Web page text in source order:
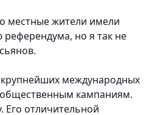
местные жители имели
но я так не
международных
кампаниям.
Его отличительной